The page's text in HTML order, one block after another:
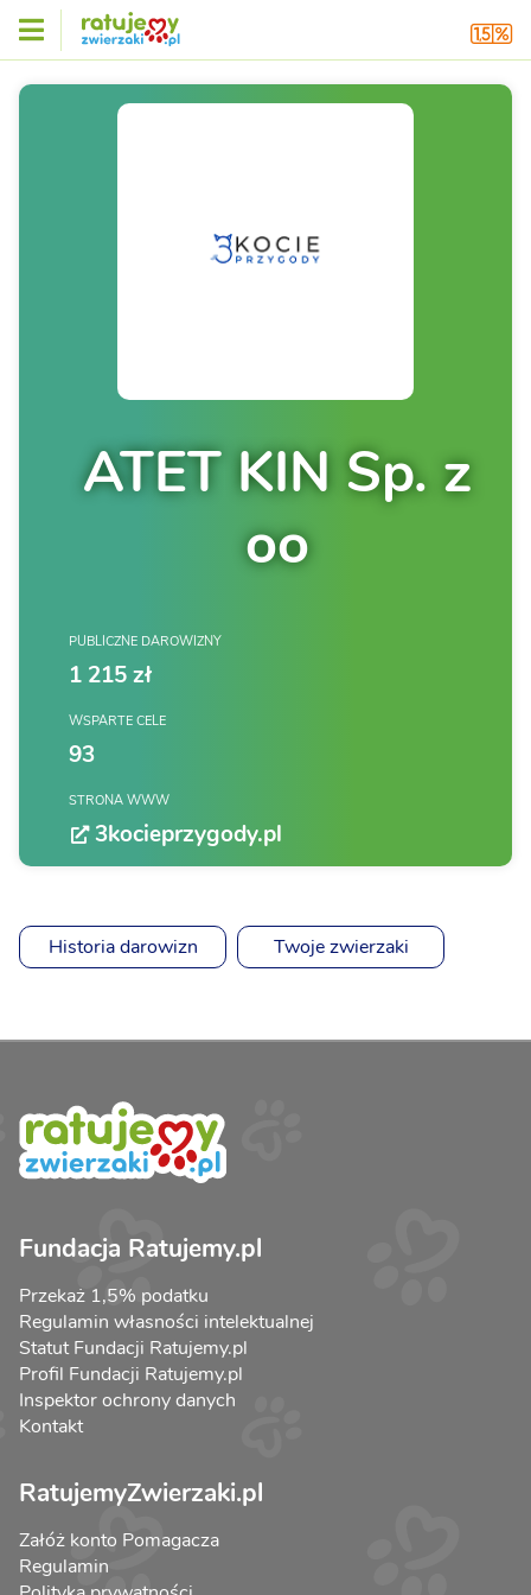
ATET KIN Sp. z
oo
PUBLICZNE DAROWIZNY
1 215 zł
WSPARTE CELE
93
STRONA WWW
3kocieprzygody.pl
Historia darowizn Twoje zwierzaki
Fundacja Ratujemy.pl
Przekaż 1,5% podatku
Regulamin własności intelektualnej
Statut Fundacji Ratujemy.pl
Profil Fundacji Ratujemy.pl
Inspektor ochrony danych
Kontakt
RatujemyZwierzaki.pl
Załóż konto Pomagacza
Regulamin